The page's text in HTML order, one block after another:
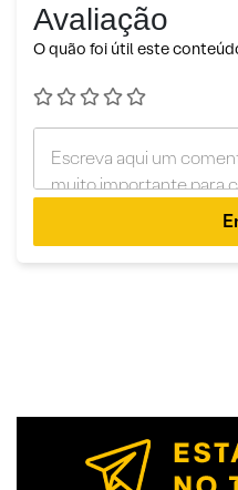
Avaliação
O quão foi útil este